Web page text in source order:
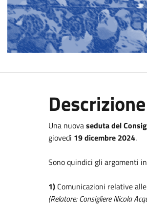
Descrizione
Una nuovaseduta del
giovedì 19 dicembre 2024.
Sono quindici gli argomenti
1) Comunicazioni relative
(Relatore: Consigliere Nicola